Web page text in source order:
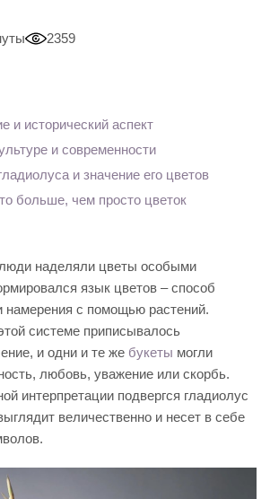
2359
и исторический аспект
и современности
и значение его цветов
больше, чем просто цветок
наделяли цветы особыми
язык цветов – способ
намерения с помощью растений.
системе приписывалось
и одни и те же букеты могли
любовь, уважение или скорбь.
интерпретации подвергся гладиолус
величественно и несет в себе